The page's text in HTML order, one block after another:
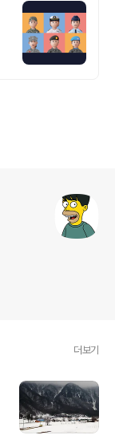
더보기